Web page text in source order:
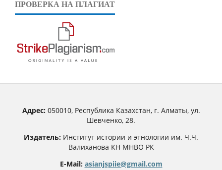
ПРОВЕРКА НА ПЛАГИАТ
Адрес:050010, Республика Казахстан, г. Алматы, ул.
Шевченко, 28.
Издатель: Институт истории и этнологии им. Ч.Ч.
Валиханова КН МНВО РК
E-Mail: asianjspiie@gmail.com